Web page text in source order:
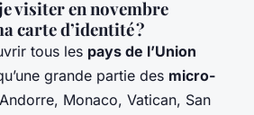
visiter en novembre
carte d’identité ?
tous les pays de l’Union
grande partie des micro-
Monaco, Vatican, San